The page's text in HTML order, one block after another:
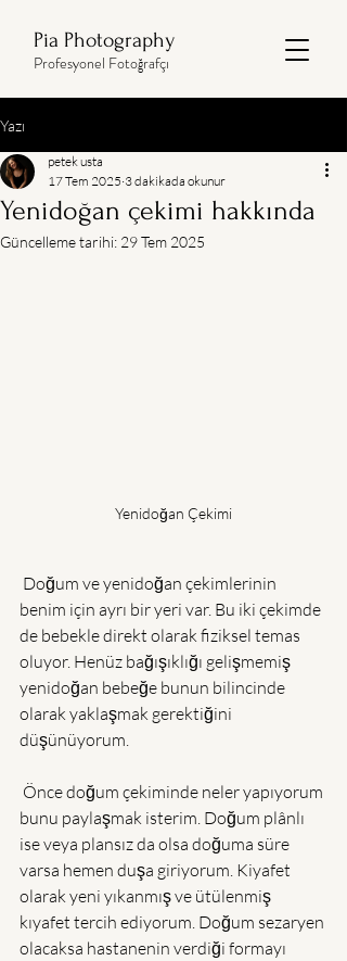
Pia Photography
Profesyonel Fotoğrafçı
Yazı
Yenidoğan çekimi hakkında
petek usta
17 Tem 2025 3 dakikada okunur
Güncelleme tarihi: 29 Tem 2025
Yenidoğan Çekimi
Doğum ve yenidoğan çekimlerinin
benim için ayrı bir yeri var. Bu iki çekimde
de bebekle direkt olarak fiziksel temas
oluyor. Henüz bağışıklığı gelişmemiş
yenidoğan bebeğe bunun bilincinde
olarak yaklaşmak gerektiğini
düşünüyorum.
Önce doğum çekiminde neler yapıyorum
bunu paylaşmak isterim. Doğum plânlı
ise veya plansız da olsa doğuma süre
varsa hemen duşa giriyorum. Kiyafet
olarak yeni yıkanmış ve ütülenmiş
kıyafet tercih ediyorum. Doğum sezaryen
olacaksa hastanenin verdiği formayı